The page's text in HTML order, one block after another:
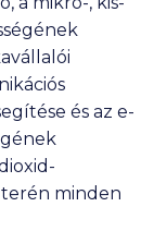
és az e-
terén minden